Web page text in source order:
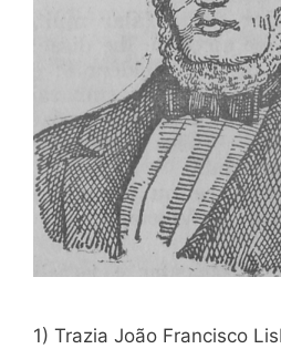
1) Trazia João Francisco